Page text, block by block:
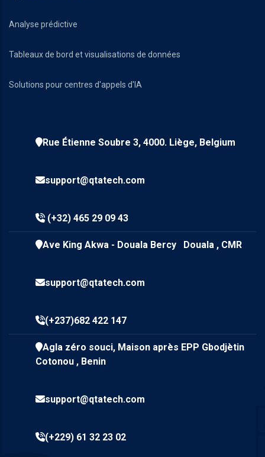
Analyse prédictive
Tableaux de bord et visualisations de données
Solutions pour centres d'appels d'IA
Rue Étienne Soubre 3, 4000. Liège, Belgium
support@qtatech.com
(+32) 465 29 09 43
Ave King Akwa - Douala Bercy Douala , CMR
support@qtatech.com
(+237)682 422 147
Agla zéro souci, Maison après EPP Gbodjètin
Cotonou , Benin
support@qtatech.com
(+229) 61 32 23 02